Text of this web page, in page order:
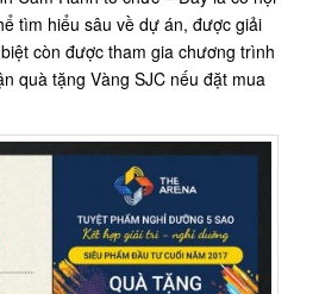
tìm hiểu sâu về dự án, được giải
còn được tham gia chương trình
quà tặng Vàng SJC nếu đặt mua